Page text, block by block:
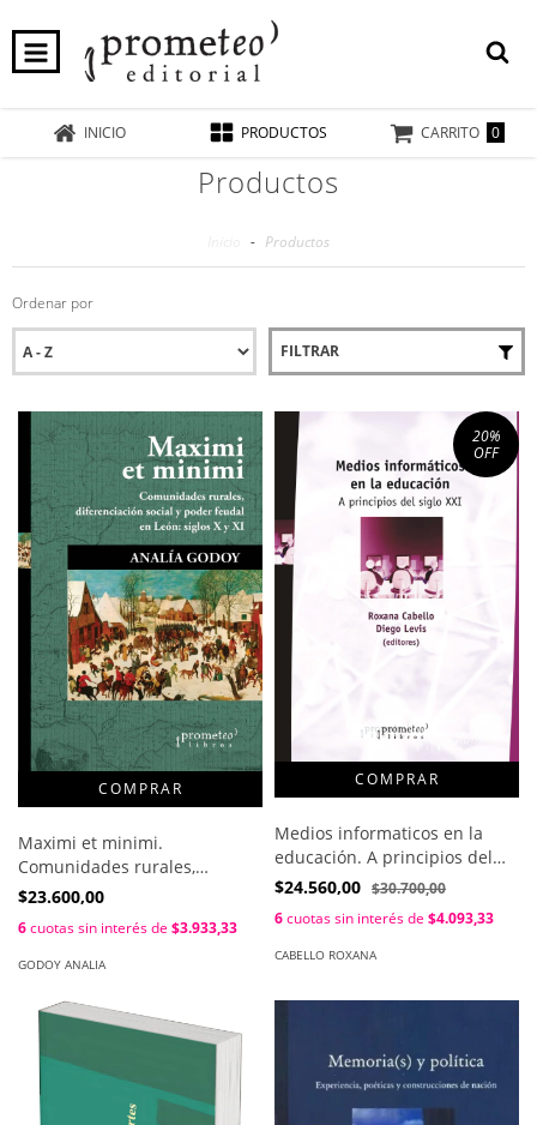
INICIO PRODUCTOS CARRITO 0
Productos
- Productos
Ordenar por
FILTRAR
Maximi et minimi.
Comunidades rurales,
diferenciacion social y poder
Analia Godoy
$23.600,00
6cuotas sin interés de $3.933,33
GODOY ANALIA
20%
OFF
Medios informaticos en la
educación. A principios del
siglo XXI / Roxana Cabello ;
$24.560,00 $30.700,00
6cuotas sin interés de $4.093,33
CABELLO ROXANA